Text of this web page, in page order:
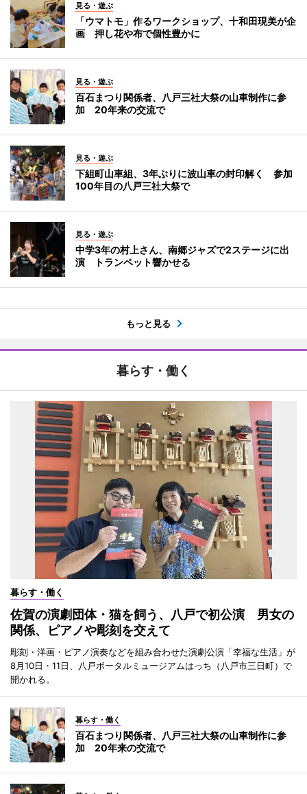
見る・遊ぶ
「ウマトモ」作るワークショップ、十和田現美が企
画 押し花や布で個性豊かに
見る・遊ぶ
百石まつり関係者、八戸三社大祭の山車制作に参
加 20年来の交流で
見る・遊ぶ
下組町山車組、3年ぶりに波山車の封印解く 参加
100年目の八戸三社大祭で
見る・遊ぶ
中学3年の村上さん、南郷ジャズで2ステージに出
演 トランペット響かせる
もっと見る
暮らす・働く
暮らす・働く
佐賀の演劇団体・猫を飼う、八戸で初公演 男女の
関係、ピアノや彫刻を交えて
彫刻・洋画・ピアノ演奏などを組み合わせた演劇公演「幸福な生活」が
8月10日・11日、八戸ポータルミュージアムはっち（八戸市三日町）で
開かれる。
暮らす・働く
百石まつり関係者、八戸三社大祭の山車制作に参
加 20年来の交流で